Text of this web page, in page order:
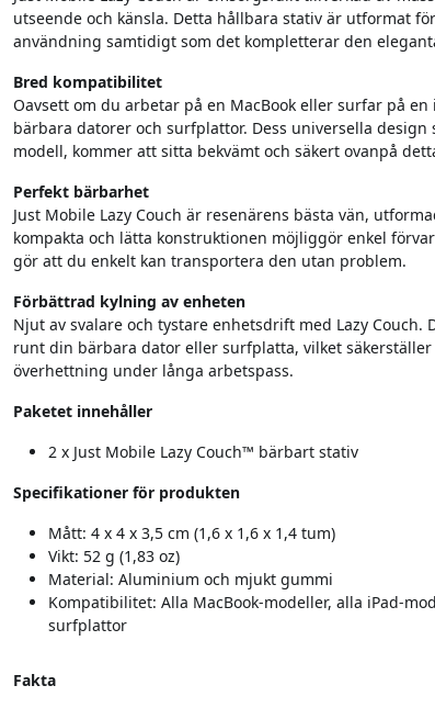
utseende och känsla. Detta hållbara stativ är utformat
användning samtidigt som det kompletterar den
Bred kompatibilitet
Oavsett om du arbetar på en MacBook eller surfar på
bärbara datorer och surfplattor. Dess universella
modell, kommer att sitta bekvämt och säkert ovanpå
Perfekt bärbarhet
Just Mobile Lazy Couch är resenärens bästa vän,
kompakta och lätta konstruktionen möjliggör enkel
gör att du enkelt kan transportera den utan problem.
Förbättrad kylning av enheten
Njut av svalare och tystare enhetsdrift med Lazy
runt din bärbara dator eller surfplatta, vilket
överhettning under långa arbetspass.
Paketet innehåller
2 x Just Mobile Lazy Couch™ bärbart stativ
Specifikationer för produkten
Mått: 4 x 4 x 3,5 cm (1,6 x 1,6 x 1,4 tum)
Vikt: 52 g (1,83 oz)
Material: Aluminium och mjukt gummi
Kompatibilitet: Alla MacBook-modeller, alla iPad-
surfplattor
Fakta